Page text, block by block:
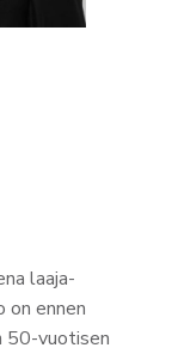
laaja-
on ennen
50-vuotisen